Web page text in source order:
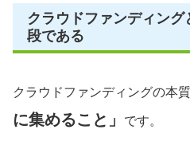
クラウドファンディン
段である
クラウドファンディングの本
に集めること」
です。